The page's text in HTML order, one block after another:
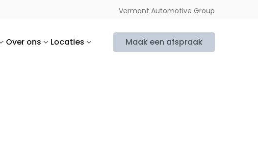
Vermant Automotive Group
Over ons Locaties Maak een afspraak